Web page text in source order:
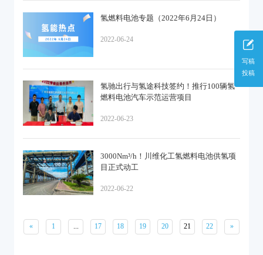
写稿
投稿
氢燃料电池专题（2022年6月24日）
2022-06-24
氢驰出行与氢途科技签约！推行100辆氢
燃料电池汽车示范运营项目
2022-06-23
3000Nm³/h！川维化工氢燃料电池供氢项
目正式动工
2022-06-22
« 1 17 18 19 20 21 22 »